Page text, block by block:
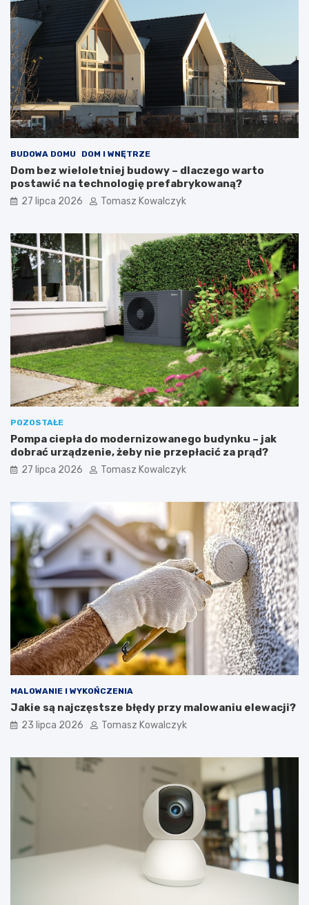
BUDOWA DOMU DOM I WNĘTRZE
Dom bez wieloletniej budowy – dlaczego warto
postawić na technologię prefabrykowaną?
27 lipca 2026 Tomasz Kowalczyk
POZOSTAŁE
Pompa ciepła do modernizowanego budynku – jak
dobrać urządzenie, żeby nie przepłacić za prąd?
27 lipca 2026 Tomasz Kowalczyk
MALOWANIE I WYKOŃCZENIA
Jakie są najczęstsze błędy przy malowaniu elewacji?
23 lipca 2026 Tomasz Kowalczyk